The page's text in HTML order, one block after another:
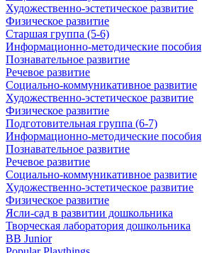
Художественно-эстетическое развитие
Физическое развитие
Старшая группа (5-6)
Информационно-методические пособия
Познавательное развитие
Речевое развитие
Социально-коммуникативное развитие
Художественно-эстетическое развитие
Физическое развитие
Подготовительная группа (6-7)
Информационно-методические пособия
Познавательное развитие
Речевое развитие
Социально-коммуникативное развитие
Художественно-эстетическое развитие
Физическое развитие
Ясли-сад в развитии дошкольника
Творческая лаборатория дошкольника
BB Junior